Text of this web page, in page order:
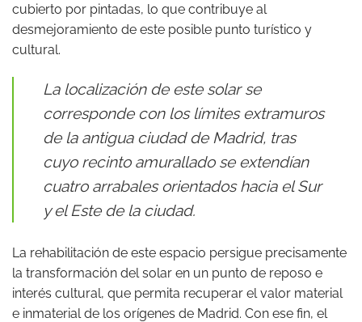
cubierto por pintadas, lo que contribuye al
desmejoramiento de este posible punto turístico y
cultural.
La localización de este solar se
corresponde con los límites extramuros
de la antigua ciudad de Madrid, tras
cuyo recinto amurallado se extendían
cuatro arrabales orientados hacia el Sur
y el Este de la ciudad.
La rehabilitación de este espacio persigue precisamente
la transformación del solar en un punto de reposo e
interés cultural, que permita recuperar el valor material
e inmaterial de los orígenes de Madrid. Con ese fin, el